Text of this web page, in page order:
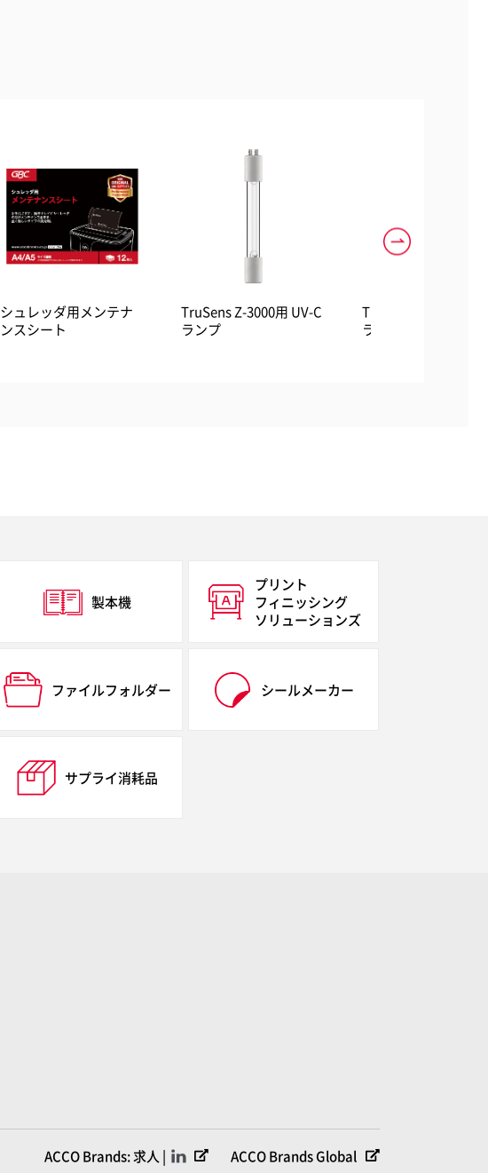
シュレッダ用メンテナ
ンスシート
TruSens Z-3000用 UV-C
ランプ
TruSens Z-2000用
ランプ
製本機
プリント
フィニッシング
ソリューションズ
ファイルフォルダー シールメーカー
サプライ消耗品
ACCO Brands: 求人 | ACCO Brands Global